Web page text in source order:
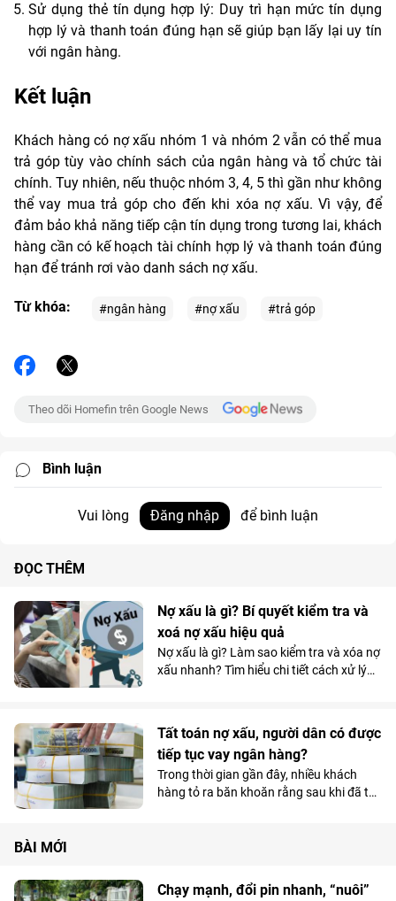
Sử dụng thẻ tín dụng hợp lý: Duy trì hạn mức tín dụng
hợp lý và thanh toán đúng hạn sẽ giúp bạn lấy lại uy tín
với ngân hàng.
Kết luận
Khách hàng có nợ xấu nhóm 1 và nhóm 2 vẫn có thể mua
trả góp tùy vào chính sách của ngân hàng và tổ chức tài
chính. Tuy nhiên, nếu thuộc nhóm 3, 4, 5 thì gần như không
thể vay mua trả góp cho đến khi xóa nợ xấu. Vì vậy, để
đảm bảo khả năng tiếp cận tín dụng trong tương lai, khách
hàng cần có kế hoạch tài chính hợp lý và thanh toán đúng
hạn để tránh rơi vào danh sách nợ xấu.
Từ khóa: #ngân hàng #nợ xấu #trả góp
Theo dõi Homefin trên Google News
Bình luận
Vui lòng Đăng nhập để bình luận
ĐỌC THÊM
Nợ xấu là gì? Bí quyết kiểm tra và
xoá nợ xấu hiệu quả
Nợ xấu là gì? Làm sao kiểm tra và xóa nợ
xấu nhanh? Tìm hiểu chi tiết cách xử lý
Tất toán nợ xấu, người dân có được
tiếp tục vay ngân hàng?
Trong thời gian gần đây, nhiều khách
hàng tỏ ra băn khoăn rằng sau khi đã tất
BÀI MỚI
Chạy mạnh, đổi pin nhanh, “nuôi”